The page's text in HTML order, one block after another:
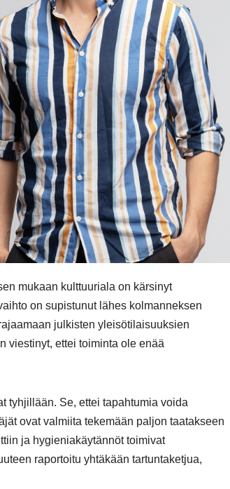
mukaan kulttuuriala on kärsinyt
on supistunut lähes kolmanneksen
julkisten yleisötilaisuuksien
viestinyt, ettei toiminta ole enää
tyhjillään. Se, ettei tapahtumia voida
ovat valmiita tekemään paljon taatakseen
ja hygieniakäytännöt toimivat
raportoitu yhtäkään tartuntaketjua,